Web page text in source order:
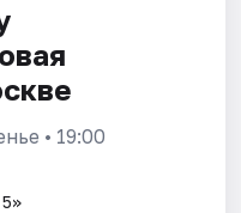
• 19:00